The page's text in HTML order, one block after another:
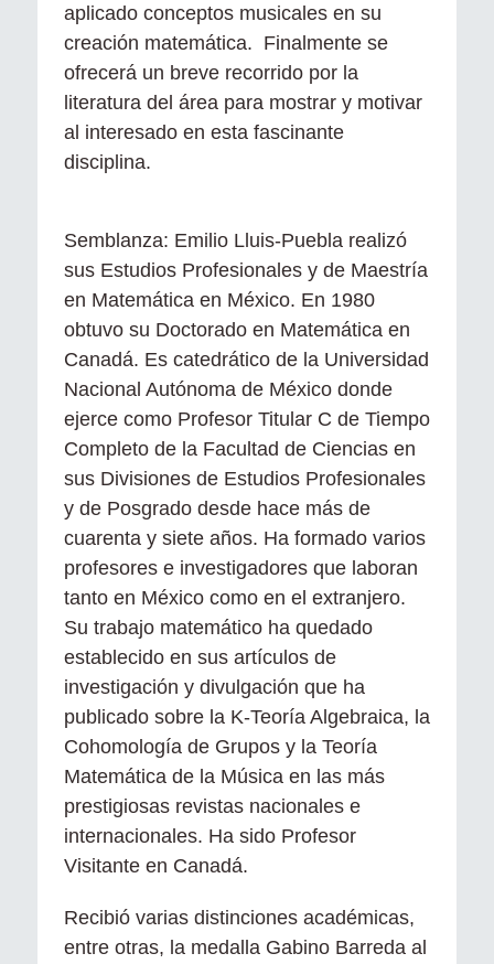
aplicado conceptos musicales en su
creación matemática. Finalmente se
ofrecerá un breve recorrido por la
literatura del área para mostrar y motivar
al interesado en esta fascinante
disciplina.
Semblanza: Emilio Lluis-Puebla realizó
sus Estudios Profesionales y de Maestría
en Matemática en México. En 1980
obtuvo su Doctorado en Matemática en
Canadá. Es catedrático de la Universidad
Nacional Autónoma de México donde
ejerce como Profesor Titular C de Tiempo
Completo de la Facultad de Ciencias en
sus Divisiones de Estudios Profesionales
y de Posgrado desde hace más de
cuarenta y siete años. Ha formado varios
profesores e investigadores que laboran
tanto en México como en el extranjero.
Su trabajo matemático ha quedado
establecido en sus artículos de
investigación y divulgación que ha
publicado sobre la K-Teoría Algebraica, la
Cohomología de Grupos y la Teoría
Matemática de la Música en las más
prestigiosas revistas nacionales e
internacionales. Ha sido Profesor
Visitante en Canadá.
Recibió varias distinciones académicas,
entre otras, la medalla Gabino Barreda al